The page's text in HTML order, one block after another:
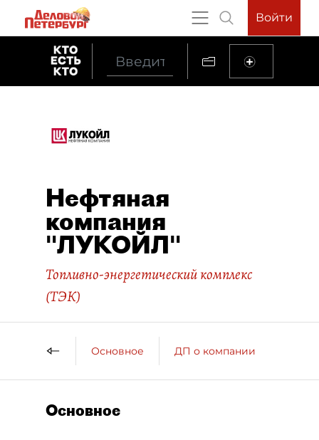
Войти
Нефтяная
компания
"ЛУКОЙЛ"
Топливно-энергетический комплекс
(ТЭК)
Основное ДП о компании
Основное